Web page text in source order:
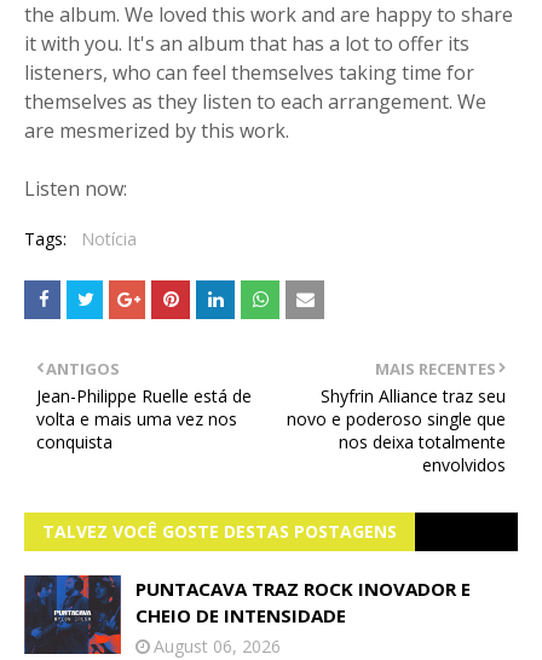
the album. We loved this work and are happy to share
it with you. It's an album that has a lot to offer its
listeners, who can feel themselves taking time for
themselves as they listen to each arrangement. We
are mesmerized by this work.
Listen now:
Tags: Notícia
MAIS RECENTES
Shyfrin Alliance traz seu
novo e poderoso single que
nos deixa totalmente
envolvidos
ANTIGOS
Jean-Philippe Ruelle está de
volta e mais uma vez nos
conquista
TALVEZ VOCÊ GOSTE DESTAS POSTAGENS
PUNTACAVA TRAZ ROCK INOVADOR E
CHEIO DE INTENSIDADE
August 06, 2026